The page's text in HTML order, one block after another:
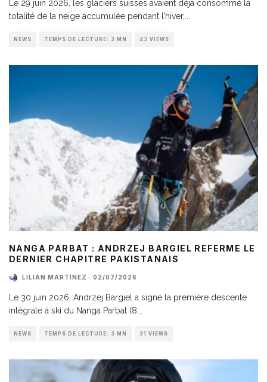
Le 29 juin 2026, les glaciers suisses avaient déjà consommé la
totalité de la neige accumulée pendant l’hiver,
NEWS TEMPS DE LECTURE: 3 MN 43 VIEWS
NANGA PARBAT : ANDRZEJ BARGIEL REFERME LE
DERNIER CHAPITRE PAKISTANAIS
LILIAN MARTINEZ · 02/07/2026
Le 30 juin 2026, Andrzej Bargiel a signé la première descente
intégrale à ski du Nanga Parbat (8
NEWS TEMPS DE LECTURE: 3 MN 31 VIEWS